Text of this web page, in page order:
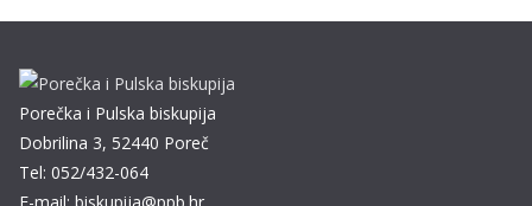
Porečka i Pulska biskupija
Dobrilina 3, 52440 Poreč
Tel: 052/432-064